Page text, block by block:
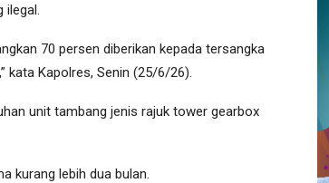
ilegal.
70 persen diberikan kepada tersangka
kata Kapolres, Senin (25/6/26).
unit tambang jenis rajuk tower gearbox
kurang lebih dua bulan.